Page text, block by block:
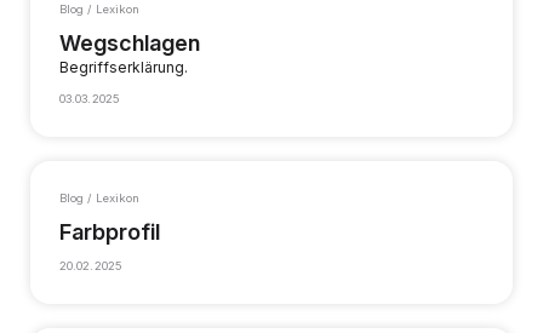
Blog / Lexikon
Wegschlagen
Begriffserklärung.
03.03.2025
Blog / Lexikon
Farbprofil
20.02.2025